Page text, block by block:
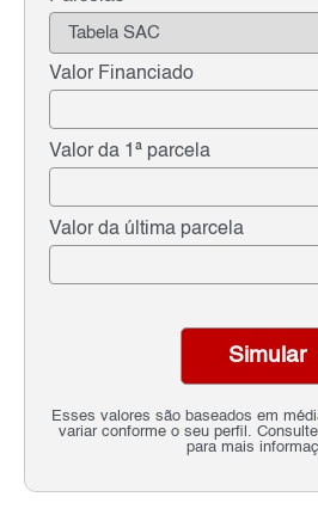
Valor Financiado
Valor da 1ª parcela
Valor da última parcela
Esses valores são baseados em
variar conforme o seu perfil.
para mais
Simular